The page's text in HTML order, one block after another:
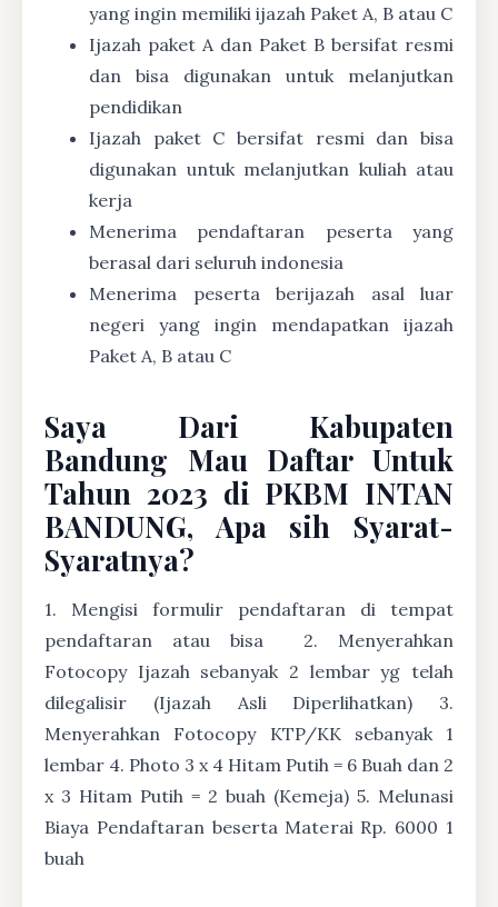
yang ingin memiliki ijazah Paket A, B atau C
Ijazah paket A dan Paket B bersifat resmi
dan bisa digunakan untuk melanjutkan
pendidikan
Ijazah paket C bersifat resmi dan bisa
digunakan untuk melanjutkan kuliah atau
kerja
Menerima pendaftaran peserta yang
berasal dari seluruh indonesia
Menerima peserta berijazah asal luar
negeri yang ingin mendapatkan ijazah
Paket A, B atau C
Saya Dari Kabupaten
Bandung Mau Daftar Untuk
Tahun 2023 di PKBM INTAN
BANDUNG, Apa sih Syarat-
Syaratnya?
1. Mengisi formulir pendaftaran di tempat
pendaftaran atau bisa
2. Menyerahkan
Fotocopy Ijazah sebanyak 2 lembar yg telah
dilegalisir (Ijazah Asli Diperlihatkan) 3.
Menyerahkan Fotocopy KTP/KK sebanyak 1
lembar 4. Photo 3 x 4 Hitam Putih = 6 Buah dan 2
x 3 Hitam Putih = 2 buah (Kemeja) 5. Melunasi
Biaya Pendaftaran beserta Materai Rp. 6000 1
buah